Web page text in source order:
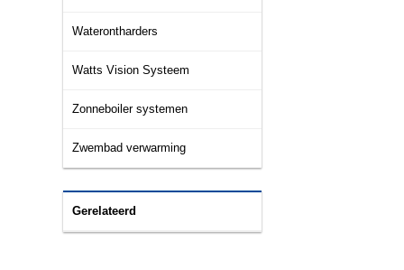
Waterontharders
Watts Vision Systeem
Zonneboiler systemen
Zwembad verwarming
Gerelateerd